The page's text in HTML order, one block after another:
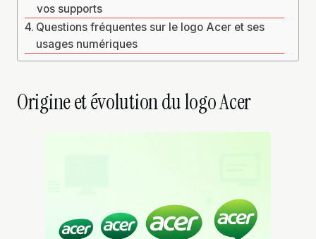
vos supports
Questions fréquentes sur le logo Acer et ses
usages numériques
Origine et évolution du logo Acer